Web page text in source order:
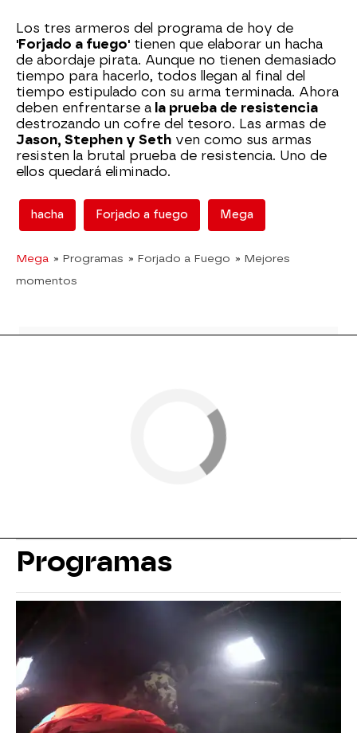
Los tres armeros del programa de hoy de
'Forjado a fuego' tienen que elaborar un hacha
de abordaje pirata. Aunque no tienen demasiado
tiempo para hacerlo, todos llegan al final del
tiempo estipulado con su arma terminada. Ahora
deben enfrentarse a la prueba de resistencia
destrozando un cofre del tesoro. Las armas de
Jason, Stephen y Seth ven como sus armas
resisten la brutal prueba de resistencia. Uno de
ellos quedará eliminado.
hacha Forjado a fuego Mega
Mega » Programas » Forjado a Fuego » Mejores
momentos
Programas